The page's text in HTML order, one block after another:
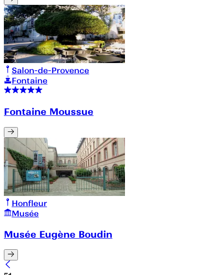
Salon-de-Provence
Fontaine
Fontaine Moussue
Honfleur
Musée
Musée Eugène Boudin